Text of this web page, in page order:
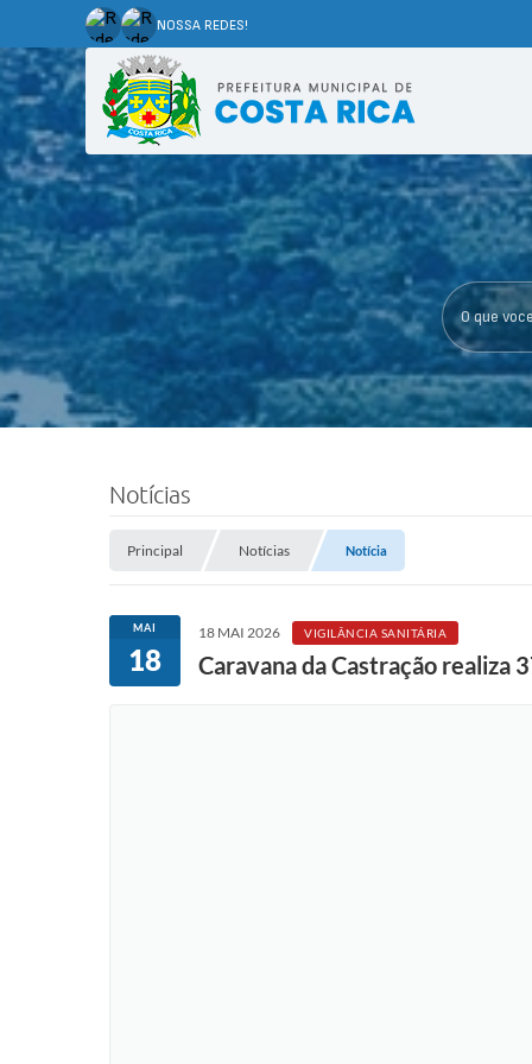
O que voce
NOSSA REDES!
Notícias
Principal Notícias Notícia
MAI
18
18 MAI 2026 VIGILÂNCIA SANITÁRIA
Caravana da Castração realiza